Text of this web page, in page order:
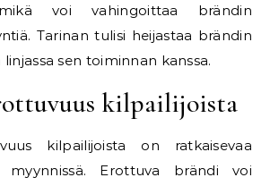
voi vahingoittaa brändin
Tarinan tulisi heijastaa brändin
sen toiminnan kanssa.
kilpailijoista
kilpailijoista on ratkaisevaa
myynnissä. Erottuva brändi voi